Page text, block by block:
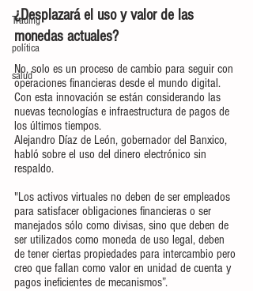
Trading
política
salud
¿Desplazará el uso y valor de las
monedas actuales?
No, solo es un proceso de cambio para seguir con
operaciones financieras desde el mundo digital.
Con esta innovación se están considerando las
nuevas tecnologías e infraestructura de pagos de
los últimos tiempos.
Alejandro Díaz de León, gobernador del Banxico,
habló sobre el uso del dinero electrónico sin
respaldo.
"Los activos virtuales no deben de ser empleados
para satisfacer obligaciones financieras o ser
manejados sólo como divisas, sino que deben de
ser utilizados como moneda de uso legal, deben
de tener ciertas propiedades para intercambio pero
creo que fallan como valor en unidad de cuenta y
pagos ineficientes de mecanismos”.